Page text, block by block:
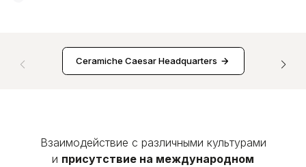
Ceramiche Caesar Headquarters
Взаимодействие с различными культурами
и присутствие на международном